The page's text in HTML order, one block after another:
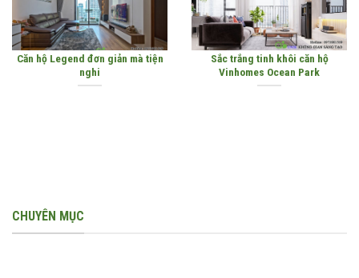
Căn hộ Legend đơn giản mà tiện
nghi
Sắc trắng tinh khôi căn hộ
Vinhomes Ocean Park
CHUYÊN MỤC